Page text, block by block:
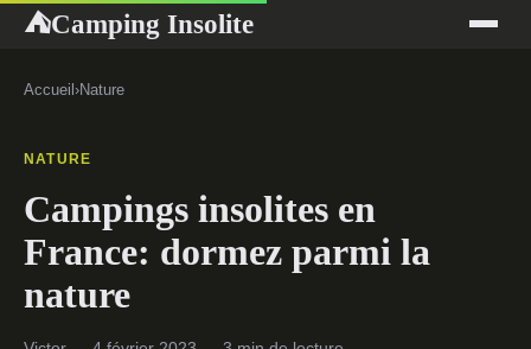
⛺Camping Insolite
Accueil ›Nature
NATURE
Campings insolites en
France: dormez parmi la
nature